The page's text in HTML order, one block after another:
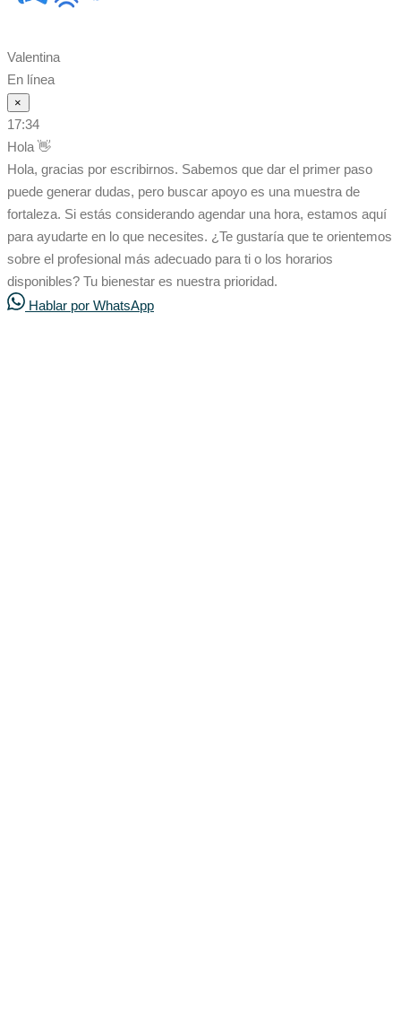
Valentina
En línea
×
17:34
Hola 👋
Hola, gracias por escribirnos. Sabemos que dar el primer paso
puede generar dudas, pero buscar apoyo es una muestra de
fortaleza. Si estás considerando agendar una hora, estamos aquí
para ayudarte en lo que necesites. ¿Te gustaría que te orientemos
sobre el profesional más adecuado para ti o los horarios
disponibles? Tu bienestar es nuestra prioridad.
Hablar por WhatsApp